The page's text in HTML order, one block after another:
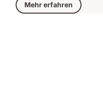
Mehr erfahren